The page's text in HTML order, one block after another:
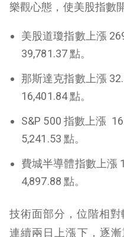
樂觀心態，使美股指數
美股道瓊指數 上漲
39,781.37 點。
那斯達克指數上漲
16,401.84 點。
S&P 500 指數上漲
5,241.53 點。
費城半導體指數上漲
4,897.88 點。
技術面部分，位階相
連續兩日上漲下，逐